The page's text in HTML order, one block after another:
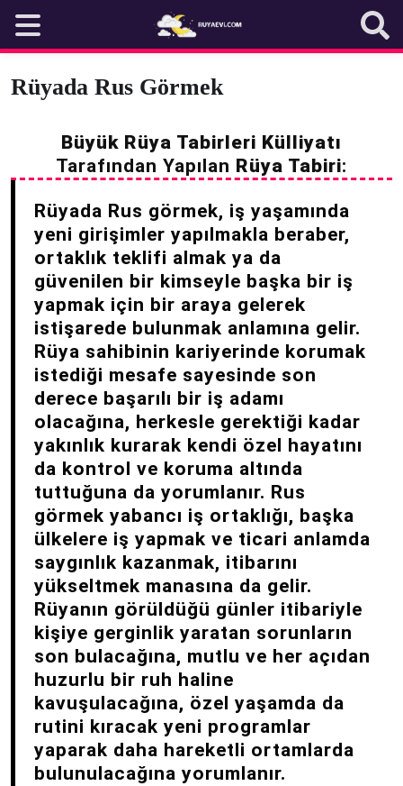
content
Rüyada Rus Görmek
Büyük Rüya Tabirleri Külliyatı
Tarafından Yapılan Rüya Tabiri:
Rüyada Rus görmek, iş yaşamında
yeni girişimler yapılmakla beraber,
ortaklık teklifi almak ya da
güvenilen bir kimseyle başka bir iş
yapmak için bir araya gelerek
istişarede bulunmak anlamına gelir.
Rüya sahibinin kariyerinde korumak
istediği mesafe sayesinde son
derece başarılı bir iş adamı
olacağına, herkesle gerektiği kadar
yakınlık kurarak kendi özel hayatını
da kontrol ve koruma altında
tuttuğuna da yorumlanır. Rus
görmek yabancı iş ortaklığı, başka
ülkelere iş yapmak ve ticari anlamda
saygınlık kazanmak, itibarını
yükseltmek manasına da gelir.
Rüyanın görüldüğü günler itibariyle
kişiye gerginlik yaratan sorunların
son bulacağına, mutlu ve her açıdan
huzurlu bir ruh haline
kavuşulacağına, özel yaşamda da
rutini kıracak yeni programlar
yaparak daha hareketli ortamlarda
bulunulacağına yorumlanır.